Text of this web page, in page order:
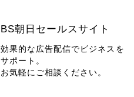
BS朝日セールスサイト
効果的な広告配信でビジネスを
サポート。
お気軽にご相談ください。